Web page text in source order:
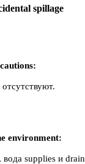
spillage
environment:
supplies и